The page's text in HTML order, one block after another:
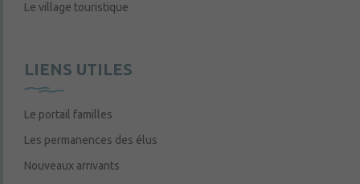
Le village touristique
LIENS UTILES
Le portail familles
Les permanences des élus
Nouveaux arrivants